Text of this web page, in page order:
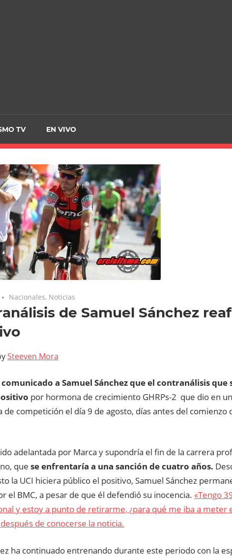
TV EN VIVO
Nacionales, Noticias
de Samuel Sánchez
Steeven Mora
comunicado a Samuel Sánchez que el contranálisis que
por hormona de crecimiento GHRPs-2 que dio en
de competición el día 9 de agosto, días antes del comienzo
adelantada por Marca y supondría el fin de la carrera
que se enfrentaría a una sanción de cuatro años.
la UCI hiciera público el positivo, Samuel Sánchez
el BMC, a pesar de que él defendió su inocencia. «Tengo
y estoy a punto de retirarme, ¿para qué me iba a meter
de conocerse la noticia.
ha continuado entrenando durante este periodo con la